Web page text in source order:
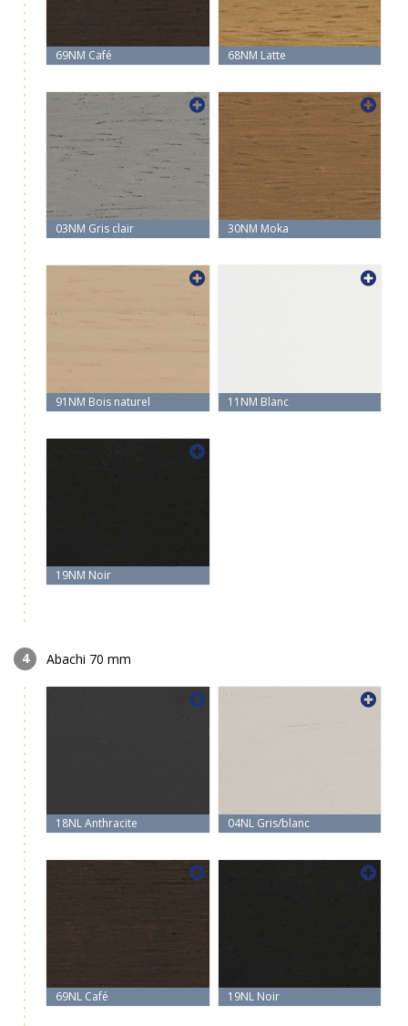
69NM Café 68NM Latte
03NM Gris clair 30NM Moka
91NM Bois naturel 11NM Blanc
19NM Noir
Abachi 70 mm
18NL Anthracite 04NL Gris/blanc
69NL Café 19NL Noir